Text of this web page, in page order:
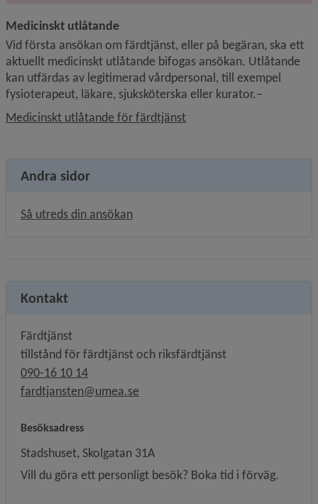
Medicinskt utlåtande
Vid första ansökan om färdtjänst, eller på begäran, ska ett
aktuellt medicinskt utlåtande bifogas ansökan. Utlåtande
kan utfärdas av legitimerad vårdpersonal, till exempel
fysioterapeut, läkare, sjuksköterska eller kurator.–
Medicinskt utlåtande för färdtjänst
Andra sidor
Så utreds din ansökan
Kontakt
Färdtjänst
tillstånd för färdtjänst och riksfärdtjänst
090-16 10 14
fardtjansten@umea.se
Besöksadress
Stadshuset, Skolgatan 31A
Vill du göra ett personligt besök? Boka tid i förväg.